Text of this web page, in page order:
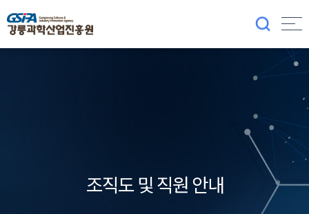
조직도 및 직원 안내